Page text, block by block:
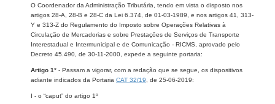
O Coordenador da Administração Tributária, tendo em vista o disposto nos
artigos 28-A, 28-B e 28-C da Lei 6.374, de 01-03-1989, e nos artigos 41, 313-
Y e 313-Z do Regulamento do Imposto sobre Operações Relativas à
Circulação de Mercadorias e sobre Prestações de Serviços de Transporte
Interestadual e Intermunicipal e de Comunicação - RICMS, aprovado pelo
Decreto 45.490, de 30-11-2000, expede a seguinte portaria:
Artigo 1° - Passam a vigorar, com a redação que se segue, os dispositivos
adiante indicados da Portaria CAT 32/19 , de 25-06-2019:
I - o “caput” do artigo 1º